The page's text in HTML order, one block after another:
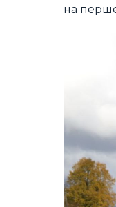
на